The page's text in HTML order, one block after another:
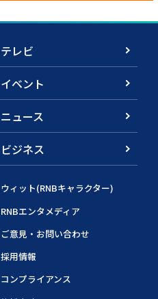
テレビ
イベント
ニュース
ビジネス
ウィット(RNBキャラクター)
RNBエンタメディア
ご意見・お問い合わせ
採用情報
コンプライアンス